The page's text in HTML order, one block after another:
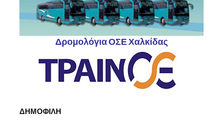
Δρομολόγια ΟΣΕ Χαλκίδας
ΔΗΜΟΦΙΛΗ